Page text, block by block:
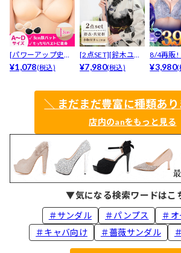
[パワーアップ史上
最強5倍盛りアップ
¥1,078(税込)
[2点SET][鈴木ユリ
ア(baby)...
¥7,980(税込)
8/4再販
ブラセッ
¥3,980(
＼ まだまだ豊富に種類あ
店内のanをもっと見る
▼気になる検索ワードは
＃サンダル ＃パンプス
＃
＃キャバ向け
＃薔薇サンダル